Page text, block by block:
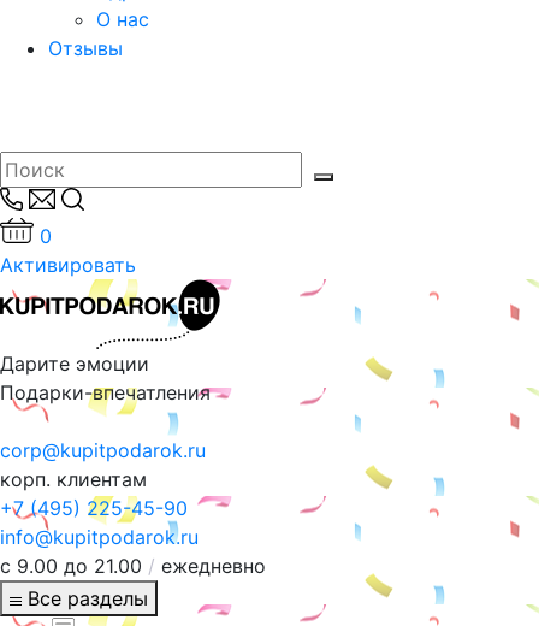
О нас
Отзывы
0
Активировать
Дарите эмоции
Подарки-впечатления
corp@kupitpodarok.ru
корп. клиентам
+7 (495) 225-45-90
info@kupitpodarok.ru
с 9.00 до 21.00 / ежедневно
Все разделы